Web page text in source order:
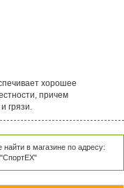
хорошее
причем
грязи.
в магазине по адресу: